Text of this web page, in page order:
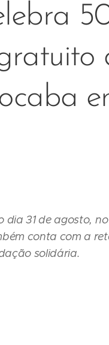
31 de agosto,
conta com a
solidária.